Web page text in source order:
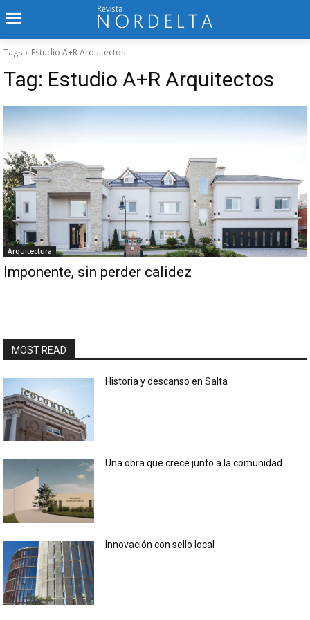
Tags Estudio A+R Arquitectos
Tag: Estudio A+R Arquitectos
Arquitectura
Imponente, sin perder calidez
MOST READ
Historia y descanso en Salta
Una obra que crece junto a la comunidad
Innovación con sello local